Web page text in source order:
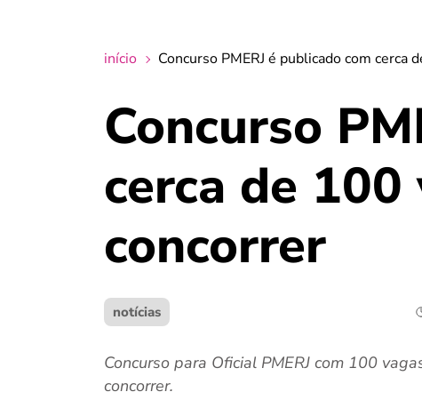
início Concurso PMERJ é publicado com
Concurso
cerca de
concorrer
notícias
Concurso para Oficial PMERJ com 100
concorrer.